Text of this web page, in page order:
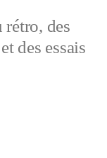
rétro, des
des essais